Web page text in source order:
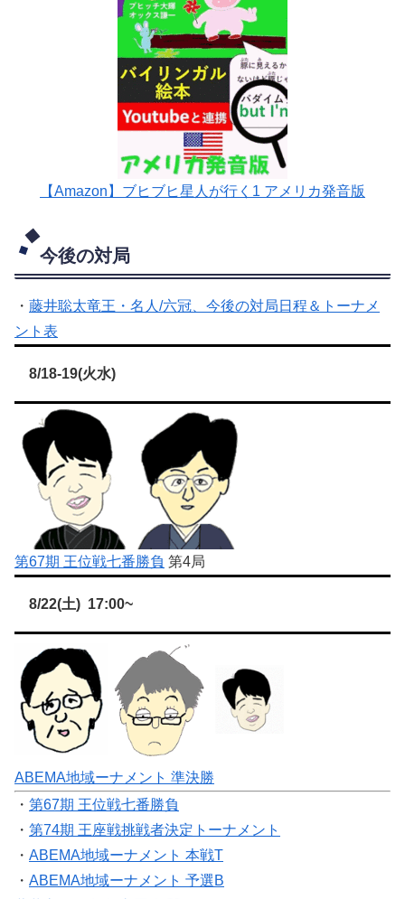
【Amazon】ブヒブヒ星人が行く1 アメリカ発音版
今後の対局
・ 藤井聡太竜王・名人/六冠、今後の対局日程＆トーナメ
ント表
8/18-19(火水)
第67期 王位戦七番勝負 第4局
8/22(土) 17:00~
ABEMA地域ーナメント 準決勝
・ 第67期 王位戦七番勝負
・ 第74期 王座戦挑戦者決定トーナメント
・ ABEMA地域ーナメント 本戦T
・ ABEMA地域ーナメント 予選B